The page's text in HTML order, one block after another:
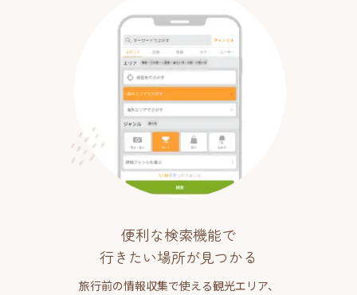
便利な検索機能で
行きたい場所が見つかる
旅行前の情報収集で使える観光エリア、